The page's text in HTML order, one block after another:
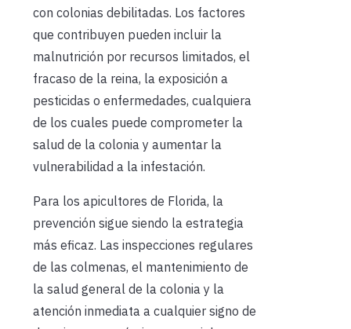
con colonias debilitadas. Los factores
que contribuyen pueden incluir la
malnutrición por recursos limitados, el
fracaso de la reina, la exposición a
pesticidas o enfermedades, cualquiera
de los cuales puede comprometer la
salud de la colonia y aumentar la
vulnerabilidad a la infestación.
Para los apicultores de Florida, la
prevención sigue siendo la estrategia
más eficaz. Las inspecciones regulares
de las colmenas, el mantenimiento de
la salud general de la colonia y la
atención inmediata a cualquier signo de